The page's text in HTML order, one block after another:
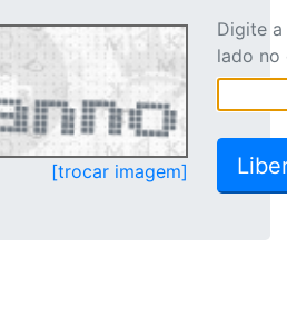
[trocar imagem]
Digite
lado no